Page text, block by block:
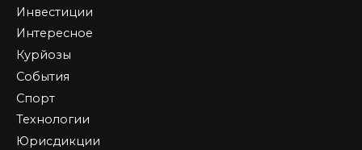
Инвестиции
Интересное
Курйозы
События
Спорт
Технологии
Юрисдикции